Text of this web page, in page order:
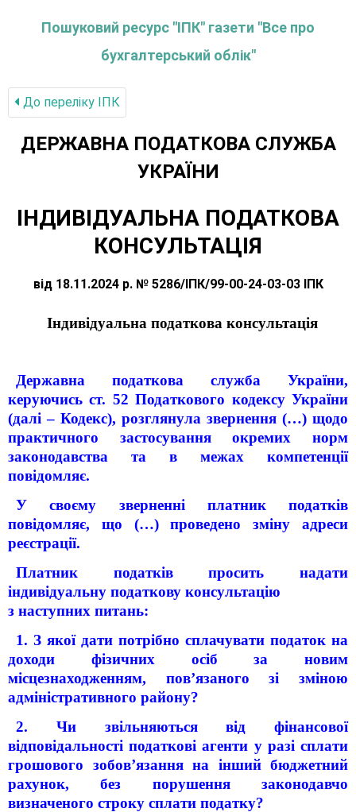
Пошуковий ресурс "ІПК" газети "Все про
бухгалтерський облік"
До переліку IПК
ДЕРЖАВНА ПОДАТКОВА СЛУЖБА
УКРАЇНИ
ІНДИВІДУАЛЬНА ПОДАТКОВА
КОНСУЛЬТАЦІЯ
від 18.11.2024 р. № 5286/ІПК/99-00-24-03-03 ІПК
Індивідуальна податкова консультація
Державна податкова служба України,
керуючись ст. 52 Податкового кодексу України
(далі – Кодекс), розглянула звернення (…) щодо
практичного застосування окремих норм
законодавства та в межах компетенції
повідомляє.
У своєму зверненні платник податків
повідомляє, що (…) проведено зміну адреси
реєстрації.
Платник податків просить надати
індивідуальну податкову консультацію
з наступних питань:
1. З якої дати потрібно сплачувати податок на
доходи фізичних осіб за новим
місцезнаходженням, пов’язаного зі зміною
адміністративного району?
2. Чи звільняються від фінансової
відповідальності податкові агенти у разі сплати
грошового зобов’язання на інший бюджетний
рахунок, без порушення законодавчо
визначеного строку сплати податку?